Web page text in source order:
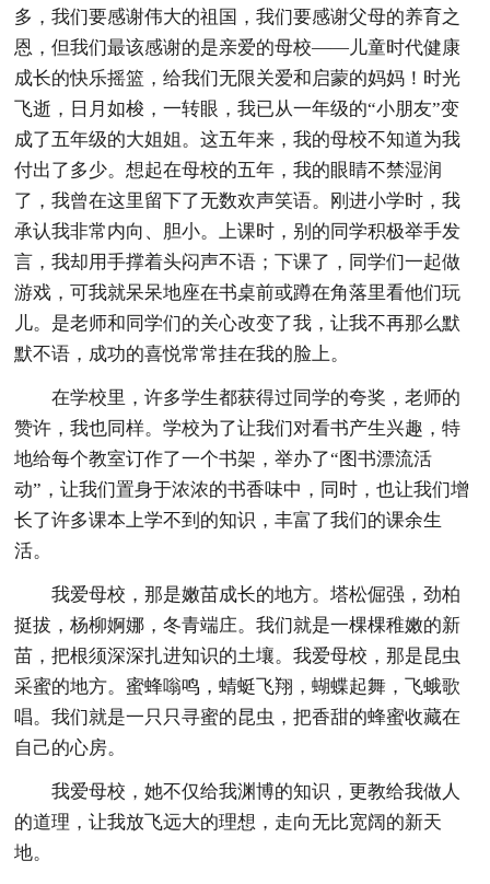
多，我们要感谢伟大的祖国，我们要感谢父母的养育之
恩，但我们最该感谢的是亲爱的母校——儿童时代健康
成长的快乐摇篮，给我们无限关爱和启蒙的妈妈！时光
飞逝，日月如梭，一转眼，我已从一年级的“小朋友”变
成了五年级的大姐姐。这五年来，我的母校不知道为我
付出了多少。想起在母校的五年，我的眼睛不禁湿润
了，我曾在这里留下了无数欢声笑语。刚进小学时，我
承认我非常内向、胆小。上课时，别的同学积极举手发
言，我却用手撑着头闷声不语；下课了，同学们一起做
游戏，可我就呆呆地座在书桌前或蹲在角落里看他们玩
儿。是老师和同学们的关心改变了我，让我不再那么默
默不语，成功的喜悦常常挂在我的脸上。
在学校里，许多学生都获得过同学的夸奖，老师的
赞许，我也同样。学校为了让我们对看书产生兴趣，特
地给每个教室订作了一个书架，举办了“图书漂流活
动”，让我们置身于浓浓的书香味中，同时，也让我们增
长了许多课本上学不到的知识，丰富了我们的课余生
活。
我爱母校，那是嫩苗成长的地方。塔松倔强，劲柏
挺拔，杨柳婀娜，冬青端庄。我们就是一棵棵稚嫩的新
苗，把根须深深扎进知识的土壤。我爱母校，那是昆虫
采蜜的地方。蜜蜂嗡鸣，蜻蜓飞翔，蝴蝶起舞，飞蛾歌
唱。我们就是一只只寻蜜的昆虫，把香甜的蜂蜜收藏在
自己的心房。
我爱母校，她不仅给我渊博的知识，更教给我做人
的道理，让我放飞远大的理想，走向无比宽阔的新天
地。